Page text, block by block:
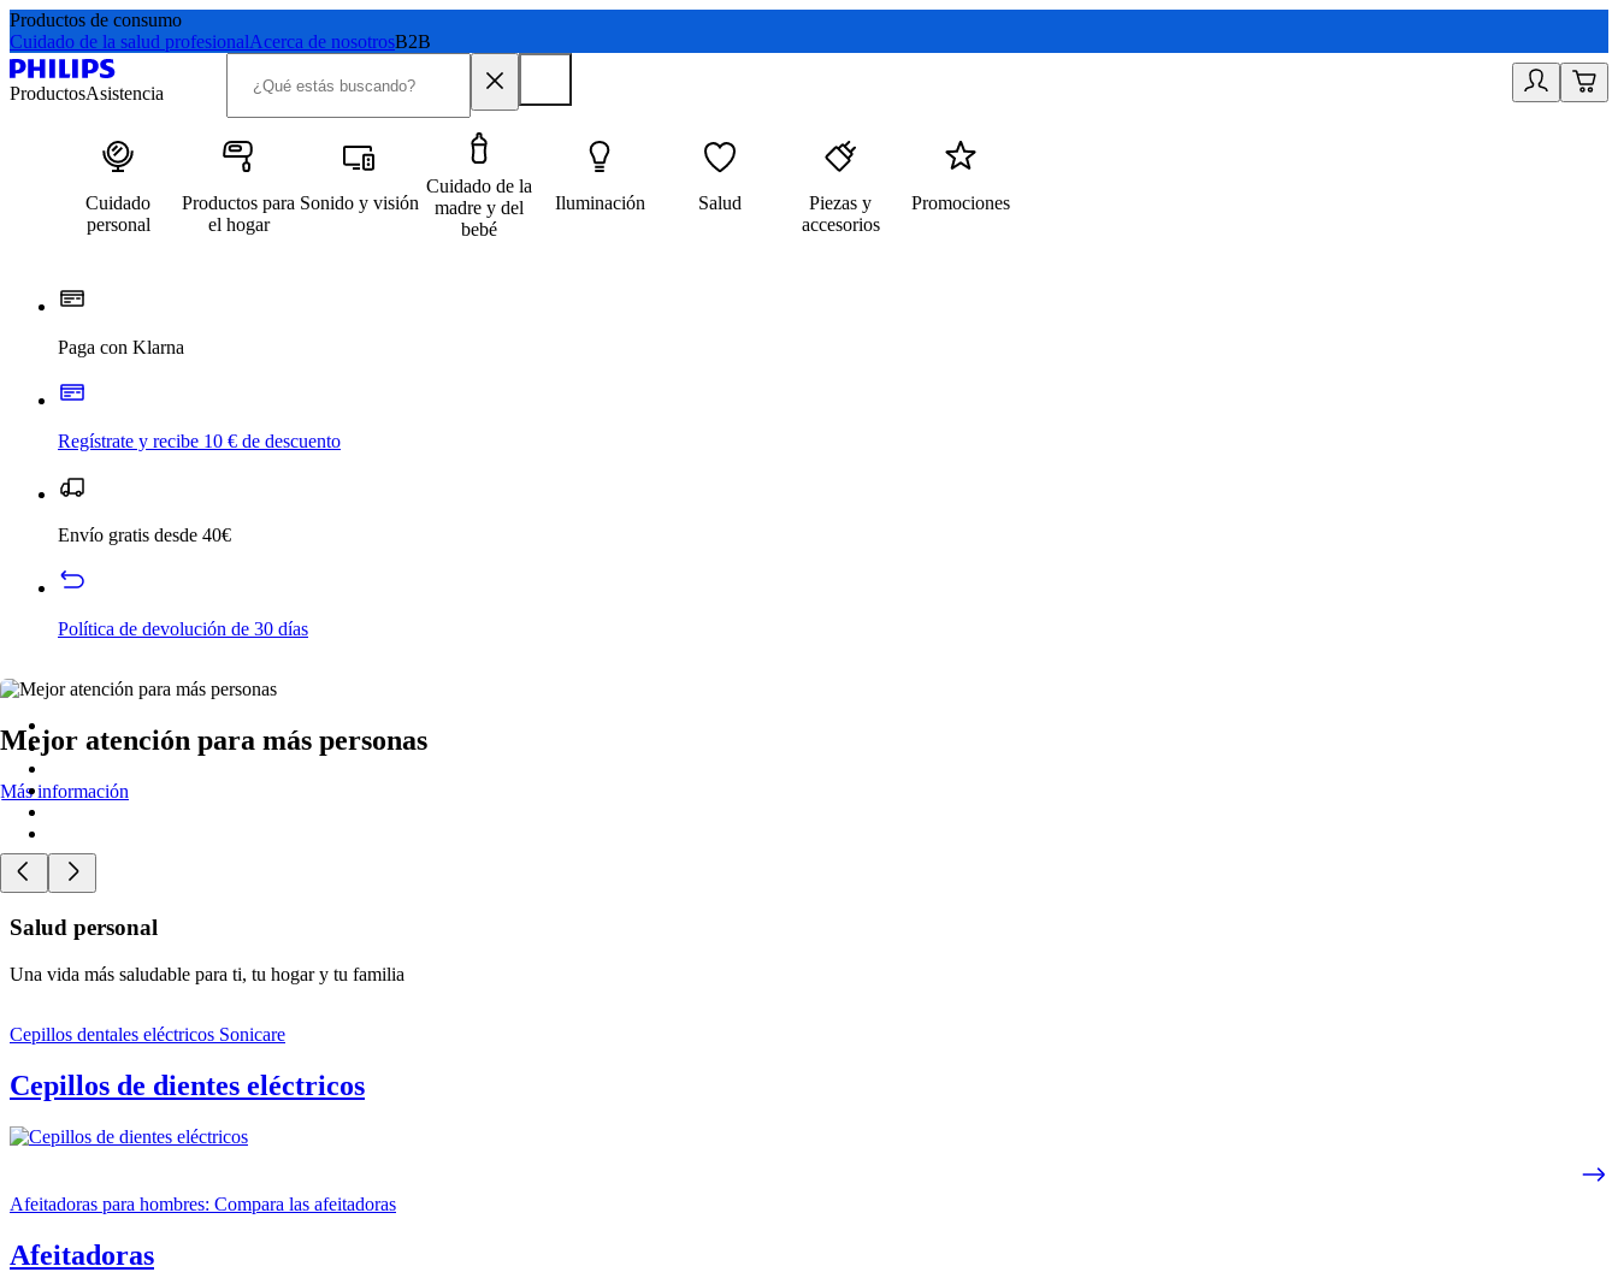
Productos de consumo
Cuidado de la salud profesionalAcerca de nosotrosB2B
ProductosAsistencia
Cuidado
personal
Productos para
el hogar
Sonido y visión
Cuidado de la
madre y del
bebé
Iluminación Salud
Piezas y
accesorios
Promociones
Paga con Klarna
Regístrate y recibe 10 € de descuento
Envío gratis desde 40€
Política de devolución de 30 días
Mejor atención para más personas
Más información
Salud personal
Una vida más saludable para ti, tu hogar y tu familia
Cepillos dentales eléctricos Sonicare
Cepillos de dientes eléctricos
Afeitadoras para hombres: Compara las afeitadoras
Afeitadoras